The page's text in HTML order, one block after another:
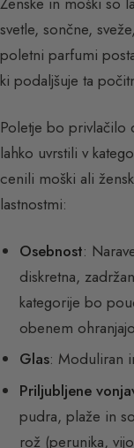
svetle, sončne,
poletni parfumi
ki podaljšuje ta
Poletje bo
lahko uvrstili v
cenili moški ali
lastnostmi:
Osebnost:
diskretna,
kategorije bo
obenem
Glas: Moduliran
Priljubljene
pudra, plaže in
rož (perunika,